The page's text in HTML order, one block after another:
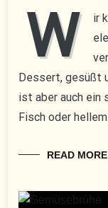
W
ir
Dessert, gesüßt
ist aber auch ein
Fisch oder
READ MORE